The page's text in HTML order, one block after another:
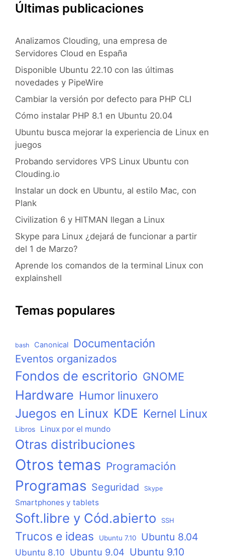
Últimas publicaciones
Analizamos Clouding, una empresa de
Servidores Cloud en España
Disponible Ubuntu 22.10 con las últimas
novedades y PipeWire
Cambiar la versión por defecto para PHP CLI
Cómo instalar PHP 8.1 en Ubuntu 20.04
Ubuntu busca mejorar la experiencia de Linux en
juegos
Probando servidores VPS Linux Ubuntu con
Clouding.io
Instalar un dock en Ubuntu, al estilo Mac, con
Plank
Civilization 6 y HITMAN llegan a Linux
Skype para Linux ¿dejará de funcionar a partir
del 1 de Marzo?
Aprende los comandos de la terminal Linux con
explainshell
Temas populares
bash Canonical Documentación
Eventos organizados
Fondos de escritorio GNOME
Hardware Humor linuxero
Juegos en Linux KDE Kernel Linux
Libros Linux por el mundo
Otras distribuciones
Otros temas Programación
Programas Seguridad Skype
Smartphones y tablets
Soft.libre y Cód.abierto SSH
Trucos e ideas Ubuntu 7.10 Ubuntu 8.04
Ubuntu 8.10 Ubuntu 9.04 Ubuntu 9.10